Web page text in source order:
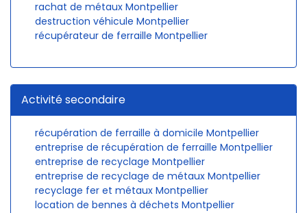
rachat de métaux Montpellier
destruction véhicule Montpellier
récupérateur de ferraille Montpellier
Activité secondaire
récupération de ferraille à domicile Montpellier
entreprise de récupération de ferraille Montpellier
entreprise de recyclage Montpellier
entreprise de recyclage de métaux Montpellier
recyclage fer et métaux Montpellier
location de bennes à déchets Montpellier